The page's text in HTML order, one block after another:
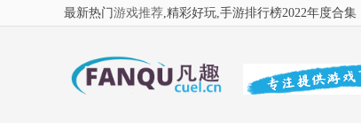
最新热门游戏推荐,精彩好玩,手游排行榜2022年度合集